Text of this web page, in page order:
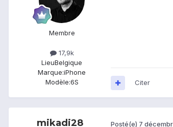
Membre
17,9k
LieuBelgique
Marque:iPhone
Modèle:6S Citer
mikadi28 Posté(e) 7